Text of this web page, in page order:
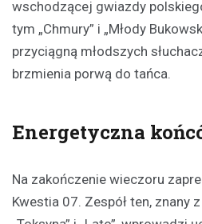
wschodzącej gwiazdy
tym „Chmury” i „Młody
przyciągną młodszych
brzmienia porwą do tańca.
Energetyczna
Na zakończenie wieczoru
Kwestia 07. Zespół ten, znany